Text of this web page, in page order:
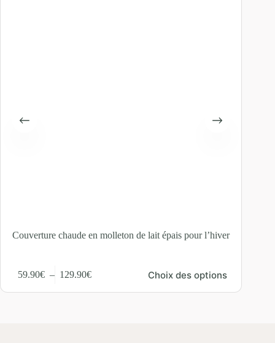
Couverture chaude en molleton de lait épais pour l’hiver
59.90€ – 129.90€ Choix des options